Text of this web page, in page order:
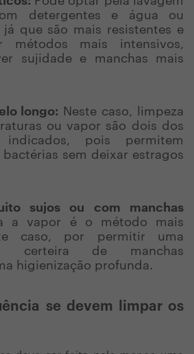
detergentes e água ou
já que são mais resistentes e
métodos mais intensivos,
sujidade e manchas mais
longo:
Neste caso, limpeza
ou vapor são dois dos
pois permitem
sem deixar estragos
sujos ou com manchas
a vapor é o método mais
caso, por permitir uma
certeira de manchas
higienização profunda.
se devem limpar os